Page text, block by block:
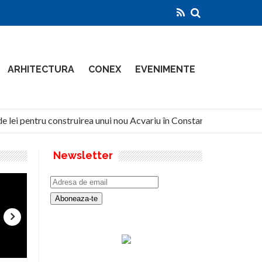
ARHITECTURA CONEX EVENIMENTE
pentru construirea unui nou Acvariu în Constanța
Newsletter